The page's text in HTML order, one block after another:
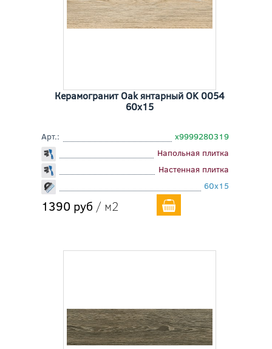
Керамогранит Oak янтарный OK 0054
60x15
Арт.:
х9999280319
Напольная плитка
Настенная плитка
60x15
1390 руб / м2